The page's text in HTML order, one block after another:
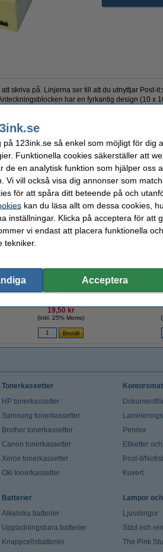
skriva på. Linjerna ser till att du utnyttjar
har en fyrkantig design (10 x
it
100 mm
ofta även dessa produkter!
Refill | Pentel Energel LR7 | svart
19,50 kr
(Inkl. 25% Moms)
Tonerkassetter
HP tonerkassetter
Samsung tonerkassetter
Brother tonerkassetter
Canon tonerkassetter
Xerox tonerkassetter
Oki tonerkassetter
Pennor
Etiketter
Post-it/
Kuvert
Batterier
Alkaliska batterier
Uppladningsbara batterier
Knappcellsbatterier
Lampor
Ljusslingor
Städ och
The Pink
123ink.se så enkel som möjligt för dig
Funktionella cookies säkerställer att
de en analytisk funktion som hjälper oss
Vi vill också visa dig annonser som
för att spåra ditt beteende på och
kan du läsa allt om dessa cookies,
inställningar. Klicka på acceptera för att
vi endast att placera funktionella
tekniker.
Acceptera